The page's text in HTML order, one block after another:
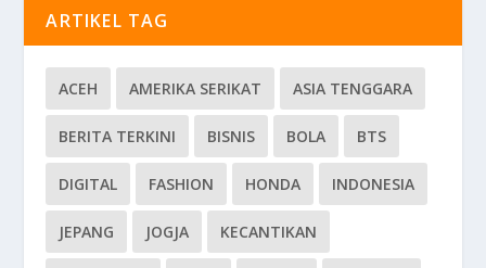
ARTIKEL TAG
ACEH AMERIKA SERIKAT ASIA TENGGARA
BERITA TERKINI BISNIS BOLA BTS
DIGITAL FASHION HONDA INDONESIA
JEPANG JOGJA KECANTIKAN